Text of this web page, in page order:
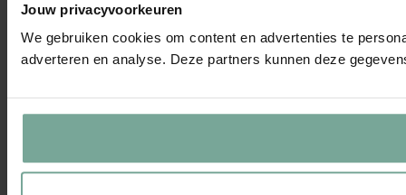
Jouw privacyvoorkeuren
We gebruiken cookies om content en advertenties te
adverteren en analyse. Deze partners kunnen deze